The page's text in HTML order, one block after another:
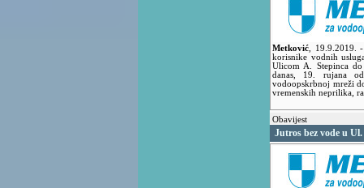
Metković 19.9.2019.
korisnike vodnih
Ulicom A. Stepinca
danas, 19. rujana
vodoopskrbnoj mreži
vremenskih neprilika,
Obavijest
Jutros bez vode u